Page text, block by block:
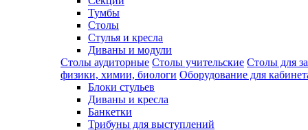
Тумбы
Столы
Стулья и кресла
Диваны и модули
Столы аудиторные Столы учительские Столы для
физики, химии, биологи Оборудование для
Блоки стульев
Диваны и кресла
Банкетки
Трибуны для выступлений